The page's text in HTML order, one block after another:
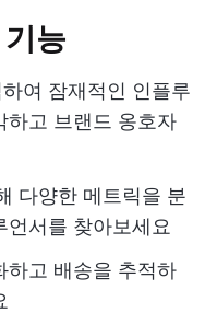
능
여 잠재적인 인플루
하고 브랜드 옹호자
다양한 메트릭을 분
서를 찾아보세요
하고 배송을 추적하